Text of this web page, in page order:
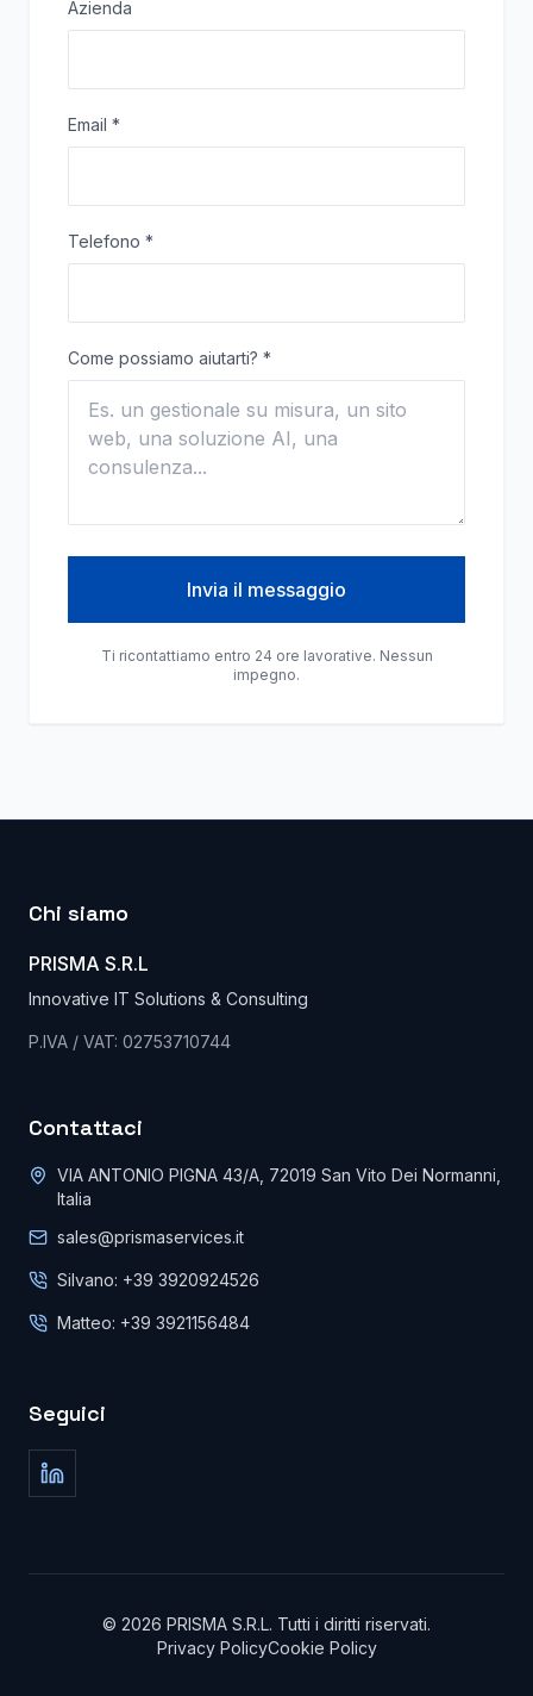
Azienda
Email *
Telefono *
Come possiamo aiutarti? *
Invia il messaggio
Ti ricontattiamo entro 24 ore lavorative. Nessun
impegno.
Chi siamo
PRISMA S.R.L
Innovative IT Solutions & Consulting
P.IVA / VAT: 02753710744
Contattaci
VIA ANTONIO PIGNA 43/A, 72019 San Vito Dei Normanni,
Italia
sales@prismaservices.it
Silvano: +39 3920924526
Matteo: +39 3921156484
Seguici
© 2026 PRISMA S.R.L. Tutti i diritti riservati.
Privacy PolicyCookie Policy